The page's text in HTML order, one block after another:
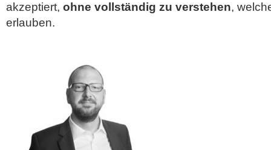
akzeptiert, ohne vollständig zu verstehen,
erlauben.